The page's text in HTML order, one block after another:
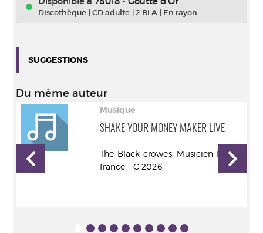
Discothèque |CD adulte |2 BLA | En rayon
SUGGESTIONS
Du même auteur
Musique
SHAKE YOUR MONEY MAKER LIVE
The Black crowes. Musicien Bertus
france - C 2026